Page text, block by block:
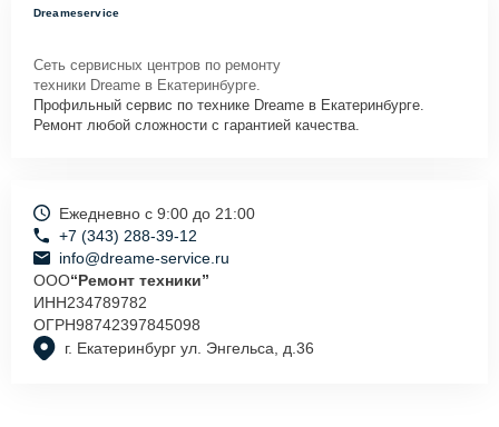
Dreameservice
Сеть сервисных центров по ремонту
техники Dreame в Екатеринбурге.
Профильный сервис по технике Dreame в Екатеринбурге.
Ремонт любой сложности с гарантией качества.
г. Екатеринбург ул. Энгельса, д.36
Ежедневно с 9:00 до 21:00
+7 (343) 288-39-12
info@dreame-service.ru
ООО“Ремонт техники”
ИНН234789782
ОГРН98742397845098